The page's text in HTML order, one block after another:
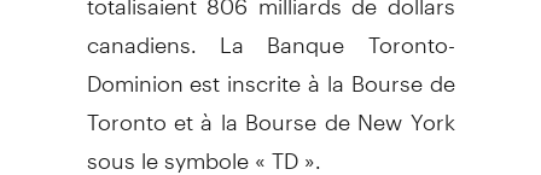
canadiens. La Banque Toronto-
Dominion est inscrite à la Bourse de
Toronto et à la Bourse de New York
sous le symbole « TD ».